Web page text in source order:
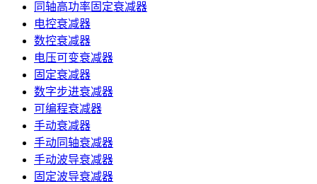
同轴高功率固定衰减器
电控衰减器
数控衰减器
电压可变衰减器
固定衰减器
数字步进衰减器
可编程衰减器
手动衰减器
手动同轴衰减器
手动波导衰减器
固定波导衰减器